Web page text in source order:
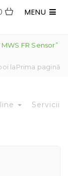
MENU
FR Sensor”
laPrima pagină
Servicii